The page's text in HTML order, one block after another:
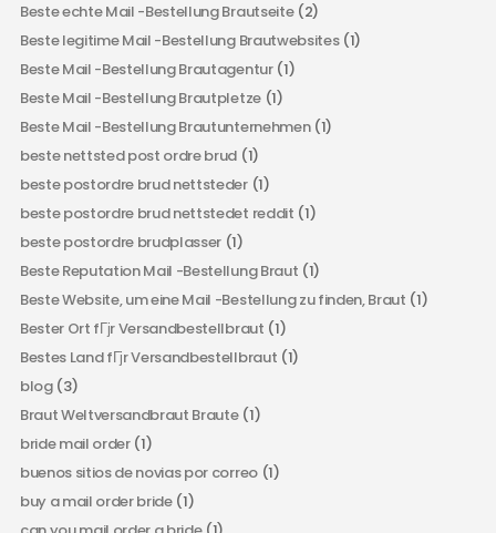
Beste echte Mail -Bestellung Brautseite(2)
Beste legitime Mail -Bestellung Brautwebsites(1)
Beste Mail -Bestellung Brautagentur(1)
Beste Mail -Bestellung Brautpletze(1)
Beste Mail -Bestellung Brautunternehmen(1)
beste nettsted post ordre brud (1)
beste postordre brud nettsteder(1)
beste postordre brud nettstedet reddit (1)
beste postordre brudplasser (1)
Beste Reputation Mail -Bestellung Braut (1)
Beste Website, um eine Mail -Bestellung zu finden, Braut (1)
Bester Ort fГјr Versandbestellbraut (1)
Bestes Land fГјr Versandbestellbraut (1)
blog(3)
Braut Weltversandbraut Braute(1)
bride mail order(1)
buenos sitios de novias por correo(1)
buy a mail order bride(1)